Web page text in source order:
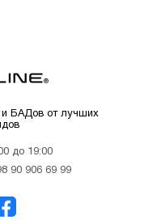
и БАДов от лучших
до 19:00
90 906 69 99